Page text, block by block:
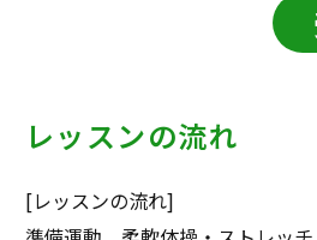
レッスンの流れ
[レッスンの流れ]